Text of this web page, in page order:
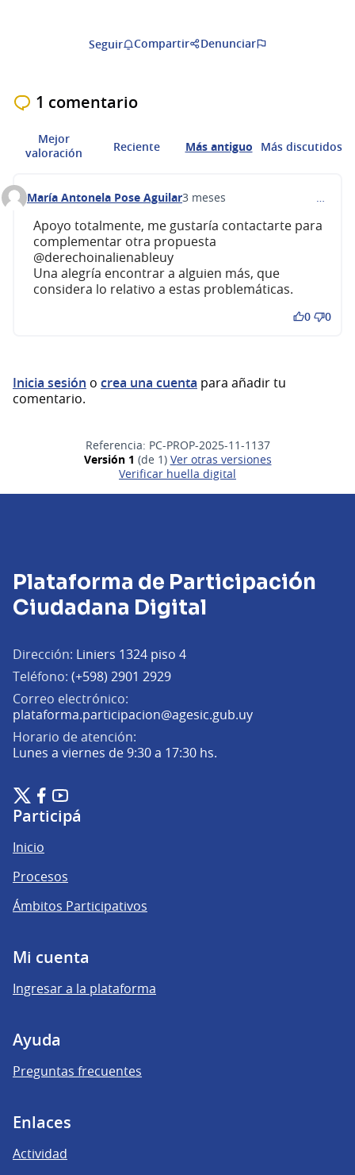
Seguir Compartir Denunciar
1 comentario
Mejor
valoración
Reciente Más antiguo Más discutidos
Comentario 702
María Antonela Pose Aguilar3 meses …
Apoyo totalmente, me gustaría contactarte para
complementar otra propuesta
@derechoinalienableuy
Una alegría encontrar a alguien más, que
considera lo relativo a estas problemáticas.
0 0
Inicia sesión o crea una cuenta para añadir tu
comentario.
Referencia: PC-PROP-2025-11-1137
Versión 1 (de 1)
ver otras versiones
Verificar huella digital
Plataforma de Participación
Ciudadana Digital
Dirección: Liniers 1324 piso 4
Teléfono: (+598) 2901 2929
Correo electrónico:
plataforma.participacion@agesic.gub.uy(Abrir en una
Horario de atención:
Lunes a viernes de 9:30 a 17:30 hs.
Plataforma de Participación Ciudadana Digital en X
(Enlace externo)
Plataforma de Participación Ciudadana Digital en Facebook
(Enlace externo)
Plataforma de Participación Ciudadana Digital en
(Enlace externo)
Participá
Inicio
Procesos
Ámbitos Participativos
Mi cuenta
Ingresar a la plataforma
Ayuda
Preguntas frecuentes
Enlaces
Actividad